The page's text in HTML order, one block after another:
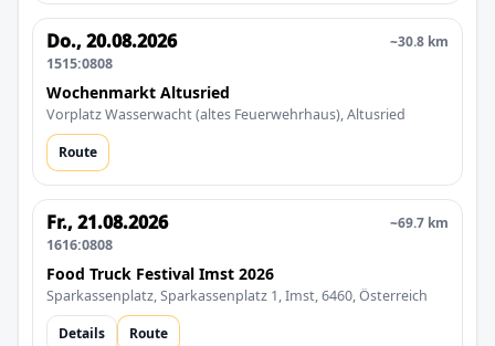
Do., 20.08.2026
1515:0808
~30.8 km
Wochenmarkt Altusried
Vorplatz Wasserwacht (altes Feuerwehrhaus), Altusried
Route
Fr., 21.08.2026
1616:0808
~69.7 km
Food Truck Festival Imst 2026
Sparkassenplatz, Sparkassenplatz 1, Imst, 6460, Österreich
Details
Route